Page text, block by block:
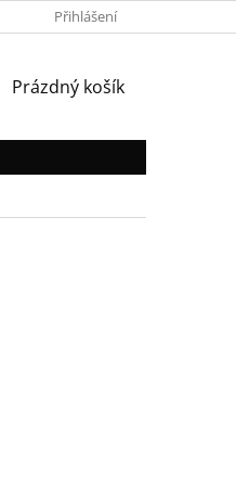
VELIKOSTNÍ TABULKY
Přihlášení
NÁKUPNÍ
Prázdný košík